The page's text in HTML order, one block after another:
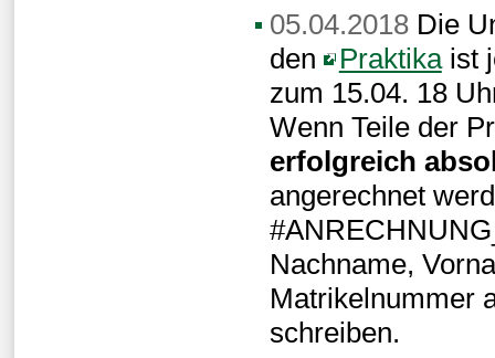
05.04.2018Die
den
Praktikaist
zum 15.04. 18
Wenn Teile der
erfolgreich
angerechnet
Nachname,
Matrikelnummer
schreiben.